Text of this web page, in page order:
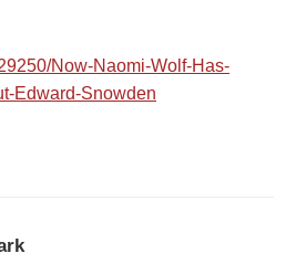
Now-Naomi-Wolf-Has-
Edward-Snowden